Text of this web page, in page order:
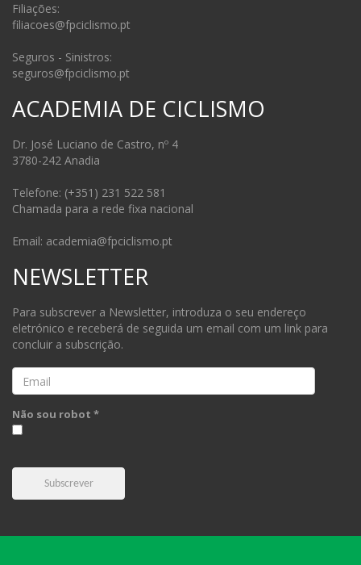
Filiações:
filiacoes@fpciclismo.pt
Seguros - Sinistros:
seguros@fpciclismo.pt
ACADEMIA DE CICLISMO
Dr. José Luciano de Castro, nº 4
3780-242 Anadia
Telefone: (+351) 231 522 581
Chamada para a rede fixa nacional
Email: academia@fpciclismo.pt
NEWSLETTER
Para subscrever a Newsletter, introduza o seu endereço
eletrónico e receberá de seguida um email com um link para
concluir a subscrição.
Email
Não sou robot *
Subscrever